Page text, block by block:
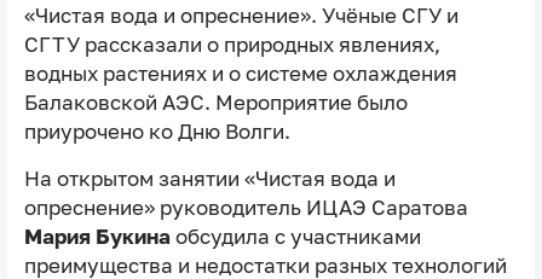
«Чистая вода и опреснение». Учёные СГУ и
СГТУ рассказали о природных явлениях,
водных растениях и о системе охлаждения
Балаковской АЭС. Мероприятие было
приурочено ко Дню Волги.
На открытом занятии «Чистая вода и
опреснение» руководитель ИЦАЭ Саратова
Мария Букинаобсудила с участниками
преимущества и недостатки разных технологий